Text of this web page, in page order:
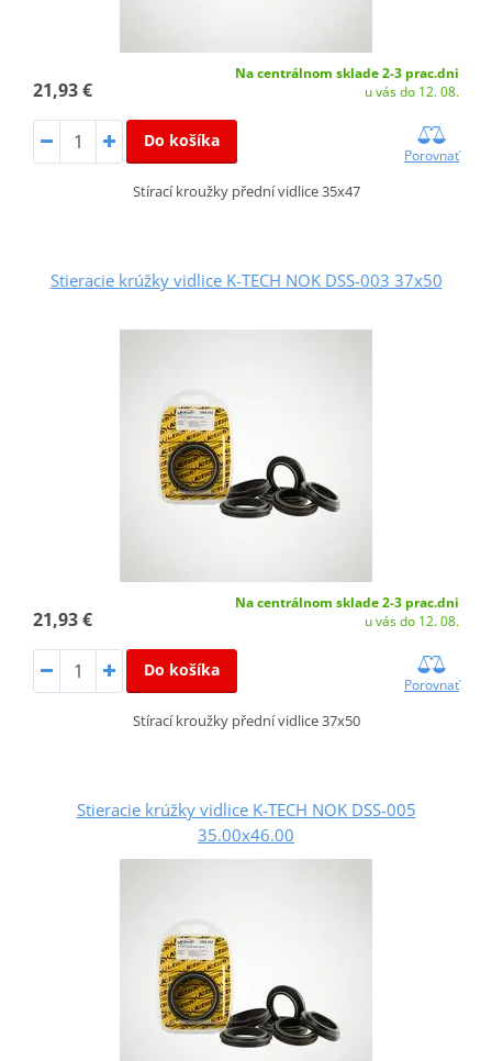
21,93 €
Na centrálnom sklade 2-3 prac.dni
u vás do 12. 08.
Do košíka
Porovnať
Stírací kroužky přední vidlice 35x47
Stieracie krúžky vidlice K-TECH NOK DSS-003 37x50
21,93 €
Na centrálnom sklade 2-3 prac.dni
u vás do 12. 08.
Do košíka
Porovnať
Stírací kroužky přední vidlice 37x50
Stieracie krúžky vidlice K-TECH NOK DSS-005
35.00x46.00